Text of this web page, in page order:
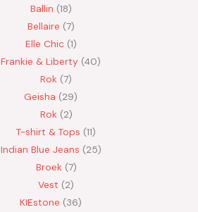
Ballin 18
Bellaire 7
Elle Chic 1
Frankie & Liberty 40
Rok 7
Geisha
29
Rok 2
T-shirt & Tops 11
Indian Blue Jeans 25
Broek 7
Vest
2
KIEstone
36